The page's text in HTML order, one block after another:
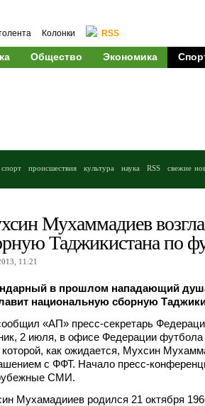
Колонки RSS
Общество Экономика
спорт происшествия культура наука RSS свежие
Мухаммадиев
Таджикистана по
11:21
в прошлом нападающий
национальную сборную
«АП» пресс-секретарь
2 июля, в офисе Федерации
как ожидается, Мухсин
с ФФТ. Начало пресс-
СМИ.
Мухамадииев родился 21 октября